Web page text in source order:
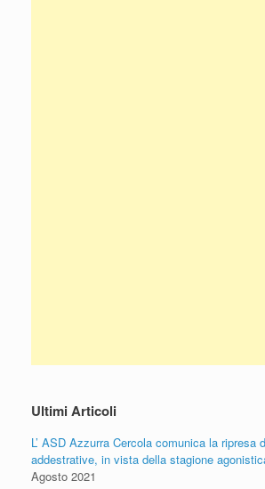
Ultimi Articoli
L’ ASD Azzurra Cercola comunica la ripresa
addestrative, in vista della stagione
Agosto 2021